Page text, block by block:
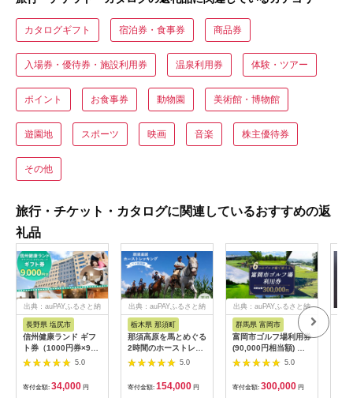
カタログギフト 宿泊券・食事券 商品券
入場券・優待券・施設利用券 温泉利用券 体験・ツアー
ポイント お食事券 動物園 美術館・博物館
遊園地 スポーツ 映画 音楽 株主優待券
その他
旅行・チケット・カタログに関連しているおすすめの返
礼品
出典：auPAYふるさと納
長野県 塩尻市
信州健康ランド ギフ
ト券（1000円券×9
枚） | 信州健康ランド
サウナ 大浴場 ボディ
ケア リラクゼーショ
ン 施設 宿泊 家族連れ
5.0
寄付金額: 34,000 円
出典：auPAYふるさと納
栃木県 那須町
那須高原を馬とめぐる
2時間のホーストレッ
キング 外乗ペア利用
券【平日限定】チケッ
ト 利用券 ペア 体験
乗馬 初心者歓迎〔P-
5.0
寄付金額: 154,000 円
出典：auPAYふるさと納
群馬県 富岡市
富岡市ゴルフ場利用券
(90,000円相当額) ゴ
ルフ チケット 平日 土
日 祝日 プレー券 関東
群馬県 首都圏 F20E-
350
5.0
寄付金額: 300,000 円